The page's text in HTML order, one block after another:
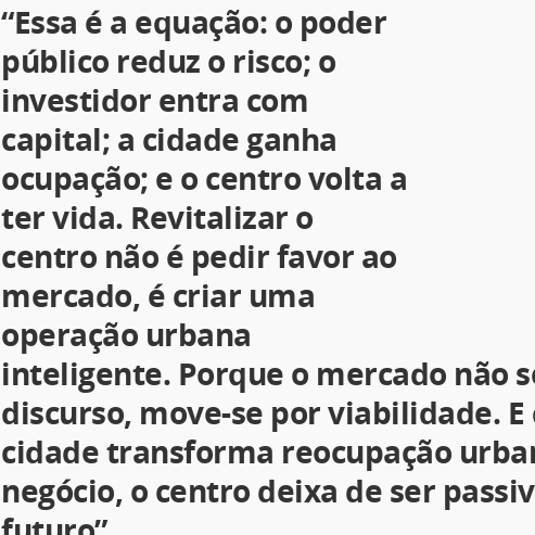
“Essa é a equação: o poder
público reduz o risco; o
investidor entra com
capital; a cidade ganha
ocupação; e o centro volta a
ter vida. Revitalizar o
centro não é pedir favor ao
mercado, é criar uma
operação urbana
inteligente. Porque o mercado não
discurso, move-se por viabilidade. E
cidade transforma reocupação
negócio, o centro deixa de ser